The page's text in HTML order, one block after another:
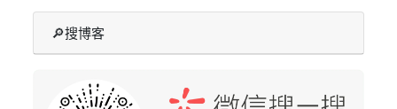
🔎搜博客